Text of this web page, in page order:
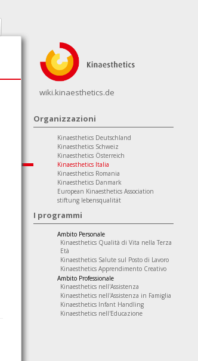
wiki.kinaesthetics.de
Organizzazioni
Kinaesthetics Deutschland
Kinaesthetics Schweiz
Kinaesthetics Österreich
Kinaesthetics Italia
Kinaesthetics Romania
Kinaesthetics Danmark
European Kinaesthetics Association
stiftung lebensqualität
I programmi
Ambito Personale
Kinaesthetics Qualità di Vita nella Terza
Età
Kinaesthetics Salute sul Posto di Lavoro
Kinaesthetics Apprendimento Creativo
Ambito Professionale
Kinaesthetics nell'Assistenza
Kinaesthetics nell'Assistenza in Famiglia
Kinaesthetics Infant Handling
Kinaesthetics nell'Educazione